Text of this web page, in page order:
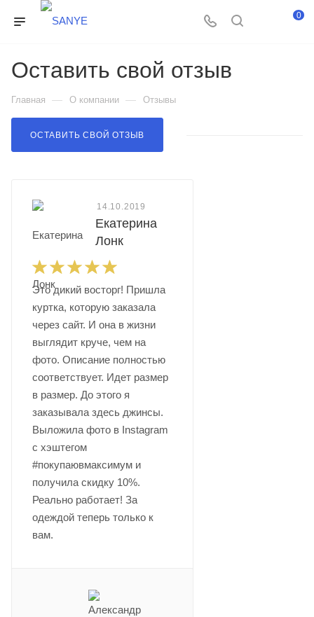
0
Оставить свой отзыв
Главная — О компании — Отзывы
ОСТАВИТЬ СВОЙ ОТЗЫВ
14.10.2019
Екатерина
Лонк
Это дикий восторг! Пришла
куртка, которую заказала
через сайт. И она в жизни
выглядит круче, чем на
фото. Описание полностью
соответствует. Идет размер
в размер. До этого я
заказывала здесь джинсы.
Выложила фото в Instagram
с хэштегом
#покупаювмаксимум и
получила скидку 10%.
Реально работает! За
одеждой теперь только к
вам.